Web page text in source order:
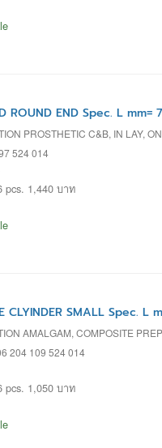
ROUND END Spec. L
PROSTHETIC C&B, IN LAY,
524 014
pcs. 1,440 บาท
CLYINDER SMALL Spec.
AMALGAM, COMPOSITE
204 109 524 014
pcs. 1,050 บาท